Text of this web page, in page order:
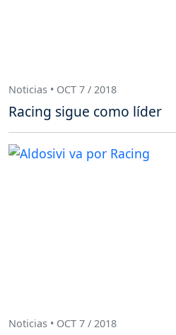
Noticias • OCT 7 / 2018
Racing sigue como líder
Noticias • OCT 7 / 2018